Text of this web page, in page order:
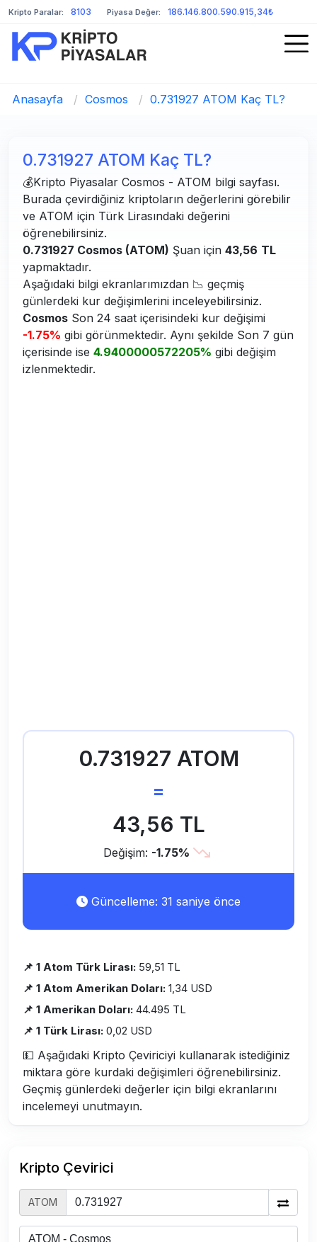
Kripto Paralar: 8103 Piyasa Değer: 186.146.800.590.915,34₺
Anasayfa / Cosmos / 0.731927 ATOM Kaç TL?
0.731927 ATOM Kaç TL?
💰Kripto Piyasalar Cosmos - ATOM bilgi sayfası.
Burada çevirdiğiniz kriptoların değerlerini görebilir
ve ATOM için Türk Lirasındaki değerini
öğrenebilirsiniz.
0.731927 Cosmos (ATOM) Şuan için 43,56 TL
yapmaktadır.
Aşağıdaki bilgi ekranlarımızdan 📉 geçmiş
günlerdeki kur değişimlerini inceleyebilirsiniz.
Cosmos Son 24 saat içerisindeki kur değişimi
-1.75% gibi görünmektedir. Aynı şekilde Son 7 gün
içerisinde ise 4.9400000572205% gibi değişim
izlenmektedir.
0.731927 ATOM
=
43,56 TL
Değişim: -1.75%
Güncelleme: 31 saniye önce
📌 1 Atom Türk Lirası: 59,51 TL
📌 1 Atom Amerikan Doları: 1,34 USD
📌 1 Amerikan Doları: 44.495 TL
📌 1 Türk Lirası: 0,02 USD
💵 Aşağıdaki Kripto Çeviriciyi kullanarak istediğiniz
miktara göre kurdaki değişimleri öğrenebilirsiniz.
Geçmiş günlerdeki değerler için bilgi ekranlarını
incelemeyi unutmayın.
Kripto Çevirici
ATOM